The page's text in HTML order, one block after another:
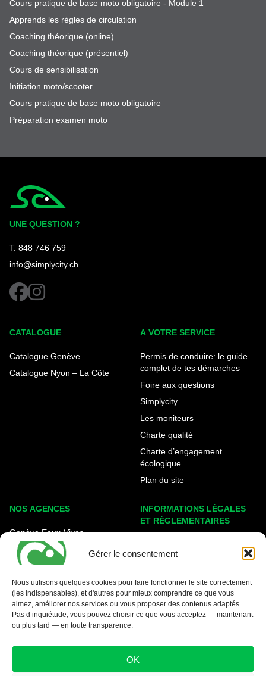
Gérer le consentement
Nous utilisons quelques cookies pour faire fonctionner le site correctement
(les indispensables), et d'autres pour mieux comprendre ce que vous
aimez, améliorer nos services ou vous proposer des contenus adaptés.
Pas d’inquiétude, vous pouvez choisir ce que vous acceptez — maintenant
ou plus tard — en toute transparence.
OK
Cours pratique de base moto obligatoire - Module 1
Apprends les règles de circulation
Coaching théorique (online)
Coaching théorique (présentiel)
Cours de sensibilisation
Initiation moto/scooter
Cours pratique de base moto obligatoire
Préparation examen moto
UNE QUESTION ?
T. 848 746 759
info@simplycity.ch
facebookinstagram
CATALOGUE
Catalogue Genève
Catalogue Nyon – La Côte
A VOTRE SERVICE
Permis de conduire: le guide
complet de tes démarches
Foire aux questions
Simplycity
Les moniteurs
Charte qualité
Charte d’engagement
écologique
Plan du site
NOS AGENCES
Genève Eaux-Vives
Carouge - Rondeau
Nyon - La Côte
INFORMATIONS LÉGALES
ET RÉGLEMENTAIRES
Protection des données
Conditions générales